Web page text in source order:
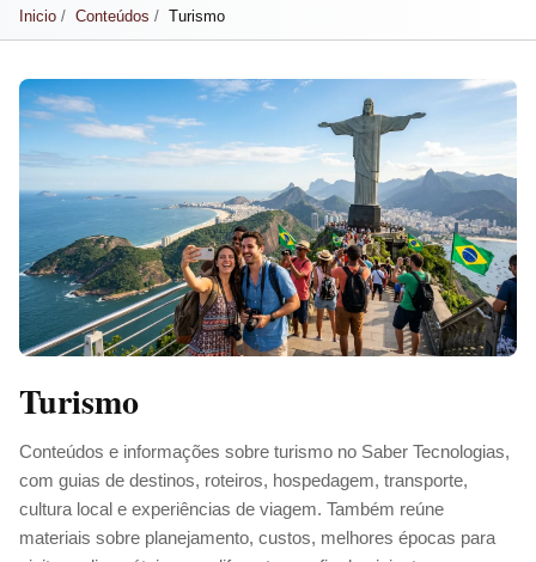
Inicio Conteúdos Turismo
Turismo
Conteúdos e informações sobre turismo no Saber Tecnologias,
com guias de destinos, roteiros, hospedagem, transporte,
cultura local e experiências de viagem. Também reúne
materiais sobre planejamento, custos, melhores épocas para